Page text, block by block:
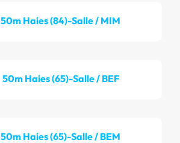
50m Haies (84)-Salle / MIM
50m Haies (65)-Salle / BEF
50m Haies (65)-Salle / BEM